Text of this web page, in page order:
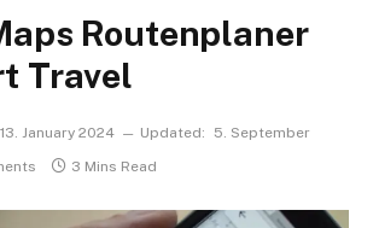
Routenplaner
Travel
13. January 2024 Updated:
5. September
3 Mins Read